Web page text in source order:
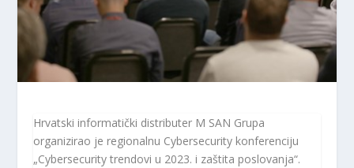
Hrvatski informatički distributer M SAN Grupa
organizirao je regionalnu Cybersecurity konferenciju
„Cybersecurity trendovi u 2023. i zaštita poslovanja“.